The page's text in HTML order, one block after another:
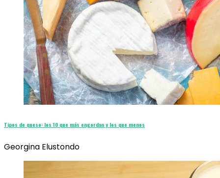
Tipos de queso: los 10 que más engordan y los que menos
Georgina Elustondo